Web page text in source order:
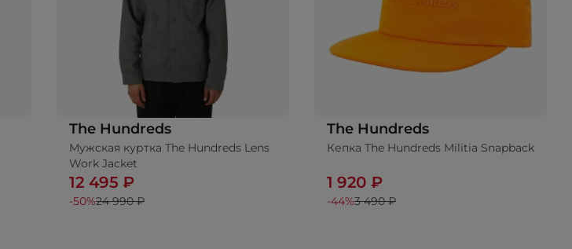
The Hundreds
Мужская куртка The Hundreds Lens
Work Jacket
12 495 ₽
-50%24 990 ₽
The Hundreds
Кепка The Hundreds Militia Snapback
1 920 ₽
-44%3 490 ₽
Добавить в корзину